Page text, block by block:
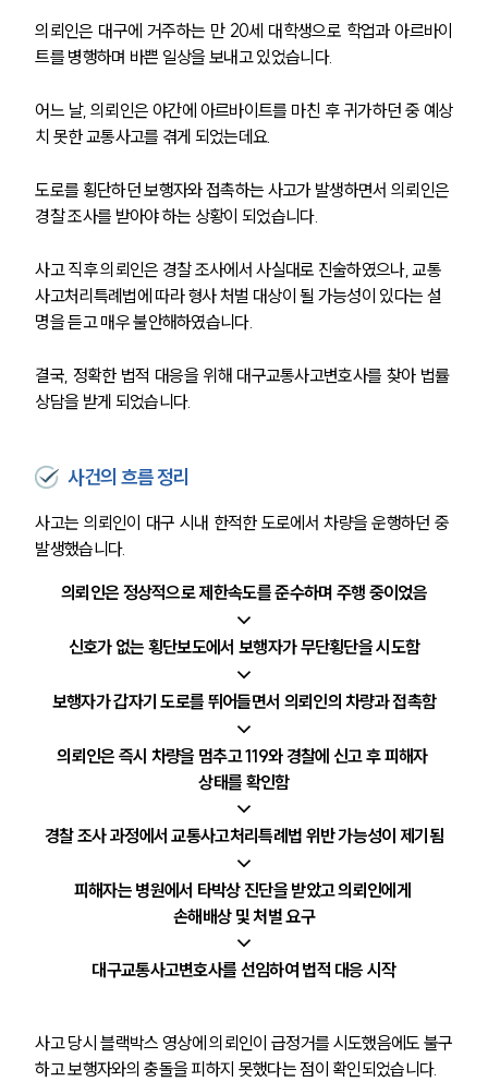
의뢰인은 대구에 거주하는 만 20세 대학생으로 학업과 아르바이
트를 병행하며 바쁜 일상을 보내고 있었습니다.
어느 날, 의뢰인은 야간에 아르바이트를 마친 후 귀가하던 중 예상
치 못한 교통사고를 겪게 되었는데요.
도로를 횡단하던 보행자와 접촉하는 사고가 발생하면서 의뢰인은
경찰 조사를 받아야 하는 상황이 되었습니다.
사고 직후 의뢰인은 경찰 조사에서 사실대로 진술하였으나, 교통
사고처리특례법에 따라 형사 처벌 대상이 될 가능성이 있다는 설
명을 듣고 매우 불안해하였습니다.
결국, 정확한 법적 대응을 위해 대구교통사고변호사를 찾아 법률
상담을 받게 되었습니다.
사건의 흐름 정리
사고는 의뢰인이 대구 시내 한적한 도로에서 차량을 운행하던 중
발생했습니다.
의뢰인은 정상적으로 제한속도를 준수하며 주행 중이었음
↓
신호가 없는 횡단보도에서 보행자가 무단횡단을 시도함
↓
보행자가 갑자기 도로를 뛰어들면서 의뢰인의 차량과 접촉함
↓
의뢰인은 즉시 차량을 멈추고 119와 경찰에 신고 후 피해자
상태를 확인함
↓
경찰 조사 과정에서 교통사고처리특례법 위반 가능성이 제기됨
↓
피해자는 병원에서 타박상 진단을 받았고 의뢰인에게
손해배상 및 처벌 요구
↓
대구교통사고변호사를 선임하여 법적 대응 시작
사고 당시 블랙박스 영상에 의뢰인이 급정거를 시도했음에도 불구
하고 보행자와의 충돌을 피하지 못했다는 점이 확인되었습니다.